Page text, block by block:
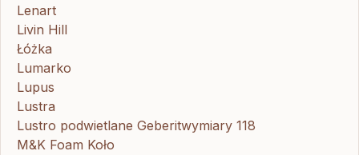
Lenart
Livin Hill
Łóżka
Lumarko
Lupus
Lustra
Lustro podwietlane Geberitwymiary 118
M&K Foam Koło